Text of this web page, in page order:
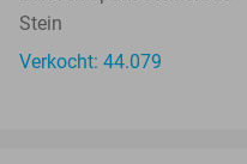
Stein
Verkocht: 44.079